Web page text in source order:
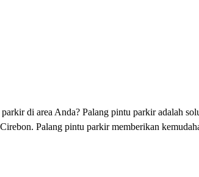
di area Anda? Palang pintu parkir adalah
Palang pintu parkir memberikan